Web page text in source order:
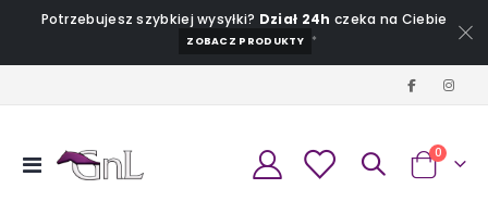
Potrzebujesz szybkiej wysyłki? Dział 24h czeka na Ciebie
ZOBACZ PRODUKTY *
Przełącznik
Koszyk
0